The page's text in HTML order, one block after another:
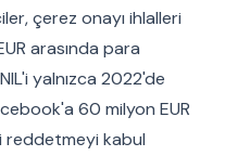
çerez onayı ihlalleri
arasında para
yalnızca 2022'de
60 milyon EUR
reddetmeyi kabul